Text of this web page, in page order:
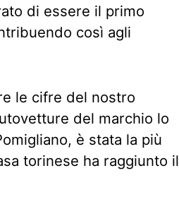
di essere il primo
così agli
le cifre del nostro
del marchio lo
è stata la più
torinese ha raggiunto il